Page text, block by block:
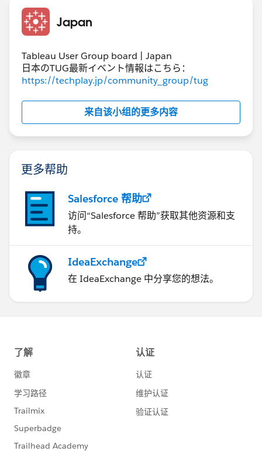
Japan
Tableau User Group board | Japan
日本のTUG最新イベント情報はこちら：
https://techplay.jp/community_group/tug
来自该小组的更多内容
更多帮助
Salesforce 帮助
访问“Salesforce 帮助”获取其他资源和支
持。
IdeaExchange
在 IdeaExchange 中分享您的想法。